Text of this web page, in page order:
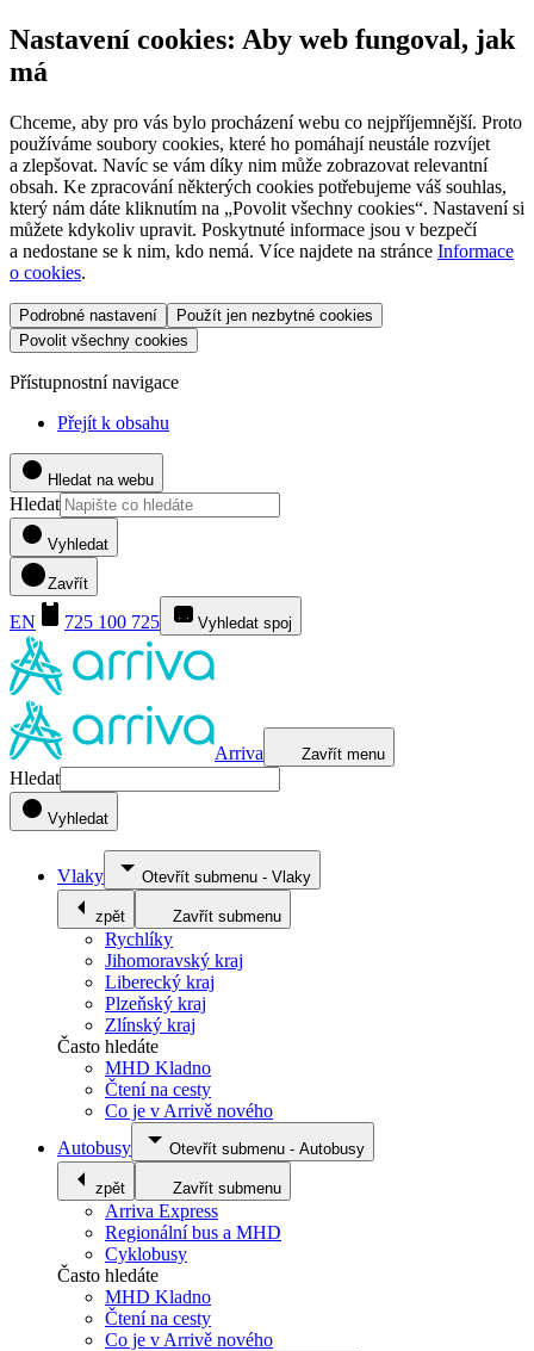
Nastavení cookies: Aby web fungoval, jak
má
Chceme, aby pro vás bylo procházení webu co nejpříjemnější. Proto
používáme soubory cookies, které ho pomáhají neustále rozvíjet
a zlepšovat. Navíc se vám díky nim může zobrazovat relevantní
obsah. Ke zpracování některých cookies potřebujeme váš souhlas,
který nám dáte kliknutím na „Povolit všechny cookies“. Nastavení si
můžete kdykoliv upravit. Poskytnuté informace jsou v bezpečí
a nedostane se k nim, kdo nemá. Více najdete na stránce Informace
o cookies.
Podrobné nastavení
Použít jen nezbytné cookies
Povolit všechny cookies
Přístupnostní navigace
Přejít k obsahu
Hledat na webu
Hledat
Vyhledat
Zavřít
EN 725 100 725 Vyhledat spoj
Arriva Zavřít menu
Hledat
Vyhledat
Vlaky Otevřít submenu - Vlaky
zpět Zavřít submenu
Rychlíky
Jihomoravský kraj
Liberecký kraj
Plzeňský kraj
Zlínský kraj
Často hledáte
MHD Kladno
Čtení na cesty
Co je v Arrivě nového
Autobusy
Otevřít submenu - Autobusy
zpět Zavřít submenu
Arriva Express
Regionální bus a MHD
Cyklobusy
Často hledáte
MHD Kladno
Čtení na cesty
Co je v Arrivě nového